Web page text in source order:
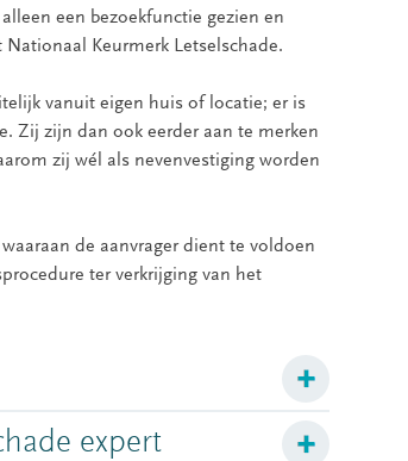
een bezoekfunctie gezien en
Keurmerk Letselschade.
vanuit eigen huis of locatie; er is
Zij zijn dan ook eerder aan te merken
zij wél als nevenvestiging worden
de aanvrager dient te voldoen
ter verkrijging van het
expert